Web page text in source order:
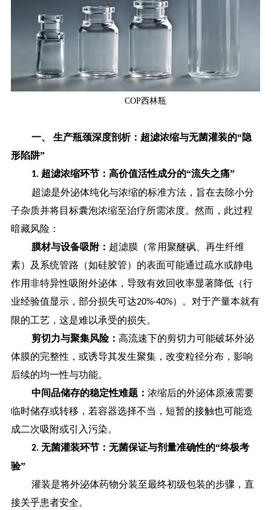
COP西林瓶
一、 生产瓶颈深度剖析：超滤浓缩与无菌灌装的“隐
形陷阱”
1. 超滤浓缩环节：高价值活性成分的“流失之痛”
超滤是外泌体纯化与浓缩的标准方法，旨在去除小分
子杂质并将目标囊泡浓缩至治疗所需浓度。然而，此过程
暗藏风险：
膜材与设备吸附： 超滤膜（常用聚醚砜、再生纤维
素）及系统管路（如硅胶管）的表面可能通过疏水或静电
作用非特异性吸附外泌体，导致有效回收率显著降低（行
业经验值显示，部分损失可达20%-40%）。对于产量本就有
限的工艺，这是难以承受的损失。
剪切力与聚集风险： 高流速下的剪切力可能破坏外泌
体膜的完整性，或诱导其发生聚集，改变粒径分布，影响
后续的均一性与功能。
中间品储存的稳定性难题： 浓缩后的外泌体原液需要
临时储存或转移，若容器选择不当，短暂的接触也可能造
成二次吸附或引入污染。
2. 无菌灌装环节：无菌保证与剂量准确性的“终极考
验”
灌装是将外泌体药物分装至最终初级包装的步骤，直
接关乎患者安全。